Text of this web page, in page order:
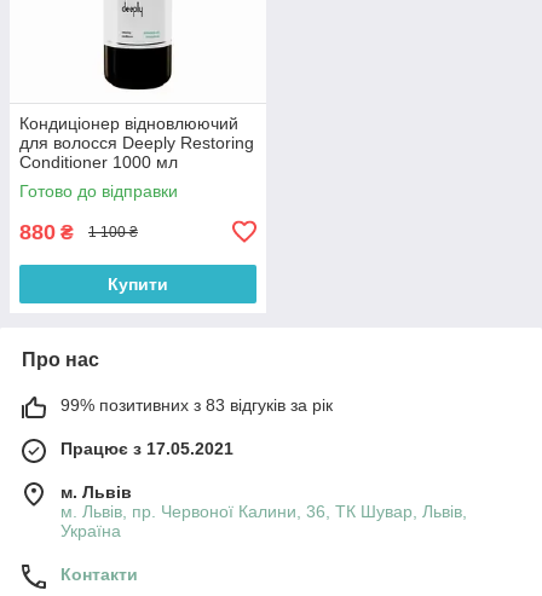
Кондиціонер відновлюючий
для волосся Deeply Restoring
Conditioner 1000 мл
Готово до відправки
880 ₴ 1 100 ₴
Купити
Про нас
99% позитивних з 83 відгуків за рік
Працює з 17.05.2021
м. Львів
м. Львів, пр. Червоної Калини, 36, ТК Шувар, Львів,
Україна
Контакти